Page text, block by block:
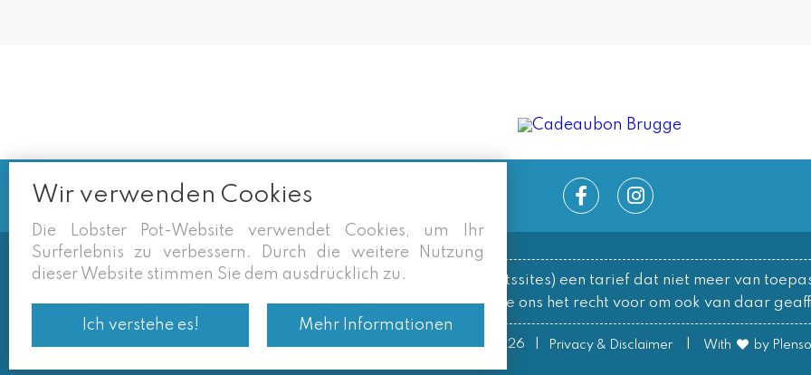
Soms vermelden derden sites (google/overzichtssites) een tarief dat niet meer van
eigen site zijn geldig. Desondanks behouden we ons het recht voor om ook van daar
© Lobster Pot 2026 Privacy & Disclaimer With by Plenso
Wir verwenden Cookies
Die Lobster Pot-Website verwendet Cookies, um Ihr
Surferlebnis zu verbessern. Durch die weitere Nutzung
dieser Website stimmen Sie dem ausdrücklich zu.
Ich verstehe es! Mehr Informationen